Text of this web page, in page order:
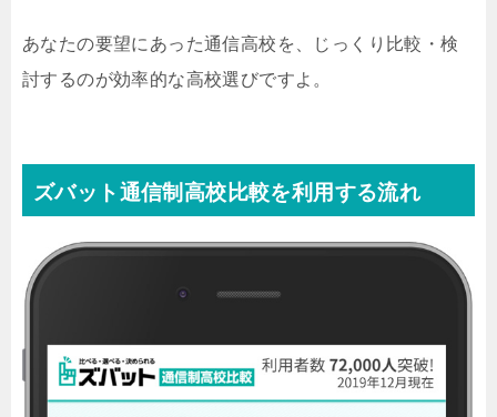
あなたの要望にあった通信高校を、じっくり比較・検
討するのが効率的な高校選びですよ。
ズバット通信制高校比較を利用する流れ